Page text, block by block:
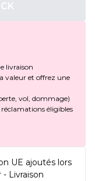
livraison
valeur et offrez une
vol, dommage)
éligibles
UE ajoutés lors
Livraison